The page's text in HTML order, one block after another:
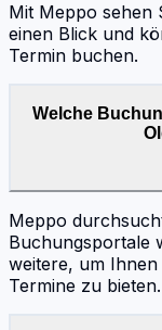
Mit Meppo sehen
einen Blick und
Termin buchen.
Welche
Meppo
Buchungsportale
weitere, um
Termine zu bieten.